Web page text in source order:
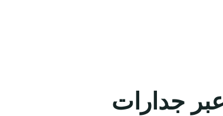
عبر جدارات